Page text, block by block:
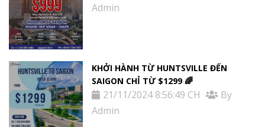
Admin
KHỞI HÀNH TỪ HUNTSVILLE ĐẾN
SAIGON CHỈ TỪ $1299 🌈
21/11/2024 8:56:49 CH
By
Admin